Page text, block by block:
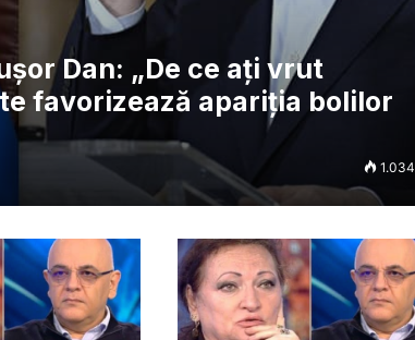
Dan: „De ce ați vrut
favorizează apariția bolilor
1.034